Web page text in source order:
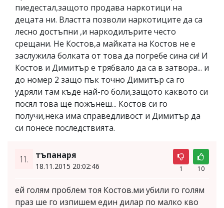
пиедестал,защото продава наркотици на
децата ни. Властта позволи наркотиците да са
лесно достъпни ,и наркодилърите често
срещани. Не Костов,а майката на Костов не е
заслужила болката от това да погребе сина си! И
Костов и Димитър е трябвало да са в затвора... и
до номер 2 защо пък точно Димитър са го
удряли там къде най-го боли,защото каквото си
посял това ще пожънеш... Костов си го
получи,нека има справедливост и Димитър да
си понесе последствията.
11. тъпанаря
18.11.2015 20:02:46 1 10
ей голям проблем тоя Костов.ми убили го голям
праз ше го изпишем един дилар по малко кво